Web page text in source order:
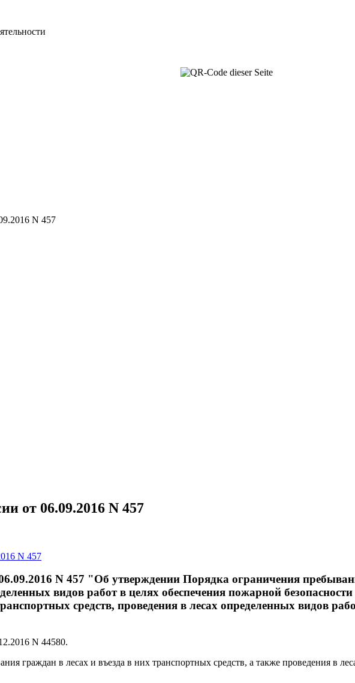
N 457
от 06.09.2016 N 457
N 457 "Об утверждении Порядка ограничения
видов работ в целях обеспечения пожарной
средств, проведения в лесах определенных видов
N 44580.
граждан в лесах и въезда в них транспортных средств, а также проведения в